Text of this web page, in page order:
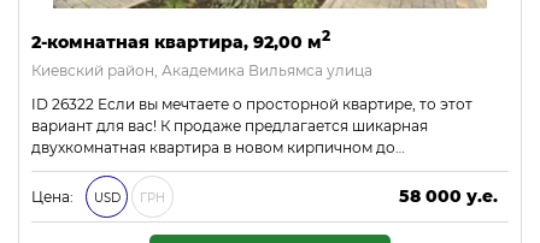
2-комнатная квартира, 92,00 м2
Киевский район, Академика Вильямса улица
ID 26322 Если вы мечтаете о просторной квартире, то этот
вариант для вас! К продаже предлагается шикарная
двухкомнатная квартира в новом кирпичном до…
Цена: USD ГРН
58 000 у.е.
2 494 000 ₴